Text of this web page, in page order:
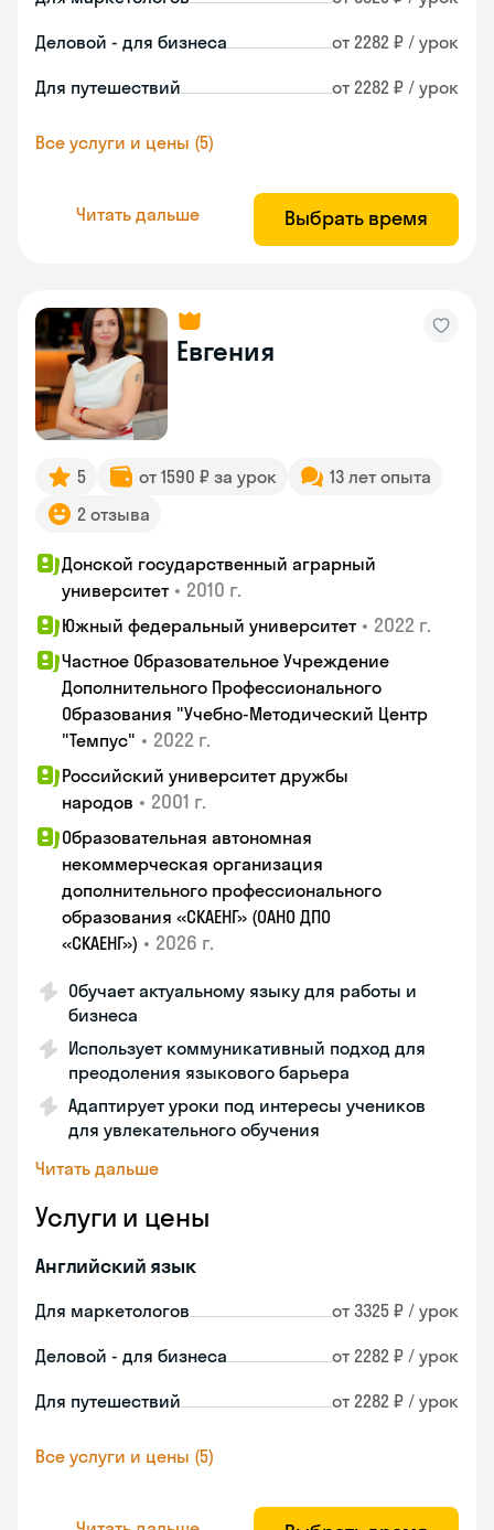
Деловой - для бизнеса от 2282 ₽ / урок
Для путешествий от 2282 ₽ / урок
Все услуги и цены (5)
Читать дальше Выбрать время
Евгения
5 от 1590 ₽ за урок
13 лет опыта
2 отзыва
Донской государственный аграрный
университет • 2010 г.
Южный федеральный университет • 2022 г.
Частное Образовательное Учреждение
Дополнительного Профессионального
Образования "Учебно-Методический Центр
"Темпус" • 2022 г.
Российский университет дружбы
народов • 2001 г.
Образовательная автономная
некоммерческая организация
дополнительного профессионального
образования «СКАЕНГ» (ОАНО ДПО
«СКАЕНГ») • 2026 г.
Обучает актуальному языку для работы и
бизнеса
Использует коммуникативный подход для
преодоления языкового барьера
Адаптирует уроки под интересы учеников
для увлекательного обучения
Читать дальше
Услуги и цены
Английский язык
Для маркетологов от 3325 ₽ / урок
Деловой - для бизнеса от 2282 ₽ / урок
Для путешествий от 2282 ₽ / урок
Все услуги и цены (5)